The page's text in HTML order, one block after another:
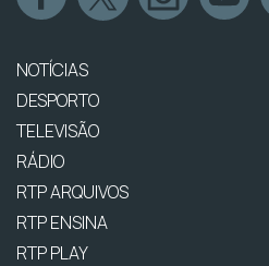
NOTÍCIAS
DESPORTO
TELEVISÃO
RÁDIO
RTP ARQUIVOS
RTP ENSINA
RTP PLAY